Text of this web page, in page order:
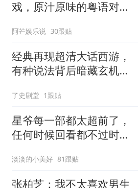
戏，原汁原味的粤语对
魅力！
阿芒娱乐说 30跟贴
经典再现超清大话西游，
有种说法背后暗藏玄机，
了史剧堂 1跟贴
星爷每一部都太超前了，
任何时候回看都不过时，
淡淡的小美好 81跟贴
张柏芝：我不太喜欢男生